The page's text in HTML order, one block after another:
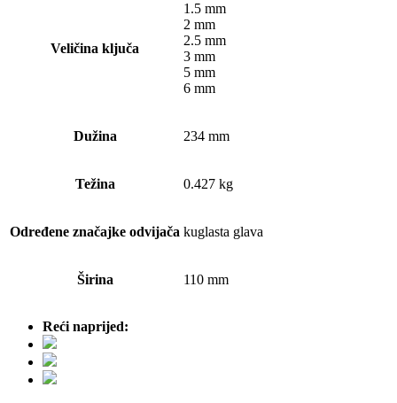
Veličina ključa
1.5 mm
2 mm
2.5 mm
3 mm
5 mm
6 mm
Dužina 234 mm
Težina 0.427 kg
Određene značajke odvijača kuglasta glava
Širina 110 mm
Reći naprijed: